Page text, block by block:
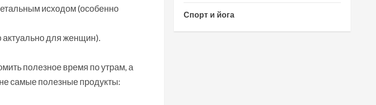
исходом (особенно
актуально для женщин).
полезное время по утрам, а
самые полезные продукты:
Спорт и йога